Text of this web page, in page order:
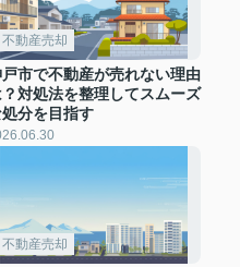
不動産売却
市で不動産が売れない理由
？対処法を整理してスムーズ
分を目指す
不動産売却